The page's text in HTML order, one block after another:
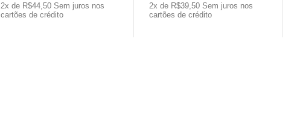
2x de R$44,50 Sem juros nos
cartões de crédito
2x de R$39,50 Sem juros nos
cartões de crédito